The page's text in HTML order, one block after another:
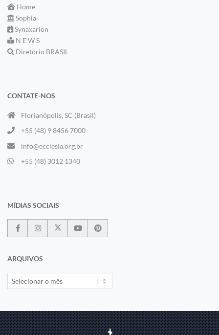
Home
Sophia
Synaxarion
N E W S
Diretório BRASIL
CONTATE-NOS
Florianópolis, SC (Brasil)
+55 (48) 9 8456 7000
info@ecclesia.org.br
+55 (48) 3012 1340
MÍDIAS SOCIAIS
ARQUIVOS